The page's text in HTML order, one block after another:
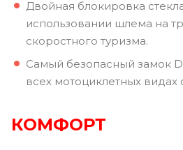
Двойная блокировка
использовании шлема на
скоростного туризма.
Самый безопасный замок
всех мотоциклетных видах
КОМФОРТ